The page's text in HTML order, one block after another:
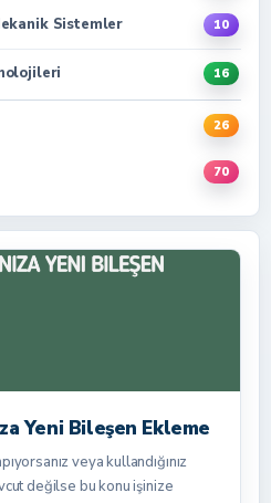
Sistemler 10
16
26
70
Yeni Bileşen Ekleme
veya kullandığınız
değilse bu konu işinize